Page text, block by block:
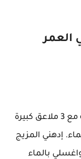
العمر
أمزجي ملعقة من زيت حبة البركة مع 3 ملاعق كبيرة
من الماء. إدهني المزيج
لمدة 15 دقيقة واغسلي بالماء